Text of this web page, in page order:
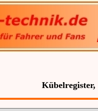
Kübelregister,